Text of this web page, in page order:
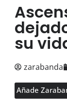
su
zarabanda
Añade